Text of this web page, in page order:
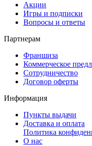
Акции
Игры и подписки
Вопросы и ответы
Партнерам
Франшиза
Коммерческое
Сотрудничество
Договор оферты
Информация
Пункты выдачи
Доставка и оплата
Политика
О нас